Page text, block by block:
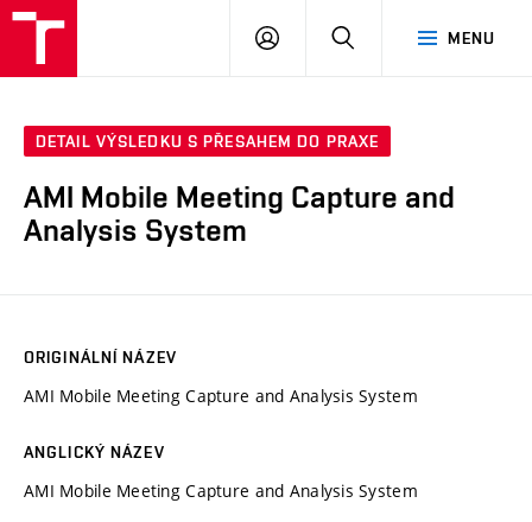
MENU
PŘIHLÁSIT
DETAIL VÝSLEDKU S PŘESAHEM DO PRAXE
AMI Mobile Meeting Capture and
Analysis System
ORIGINÁLNÍ NÁZEV
AMI Mobile Meeting Capture and Analysis System
ANGLICKÝ NÁZEV
AMI Mobile Meeting Capture and Analysis System